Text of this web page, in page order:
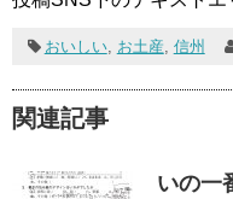
おいしい, お土産 信州
関連記事
いの一